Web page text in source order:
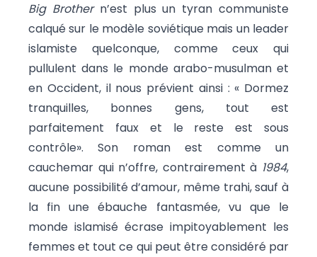
Big Brother n’est plus un tyran communiste
calqué sur le modèle soviétique mais un leader
islamiste quelconque, comme ceux qui
pullulent dans le monde arabo-musulman et
en Occident, il nous prévient ainsi : « Dormez
tranquilles, bonnes gens, tout est
parfaitement faux et le reste est sous
contrôle». Son roman est comme un
cauchemar qui n’offre, contrairement à 1984,
aucune possibilité d’amour, même trahi, sauf à
la fin une ébauche fantasmée, vu que le
monde islamisé écrase impitoyablement les
femmes et tout ce qui peut être considéré par